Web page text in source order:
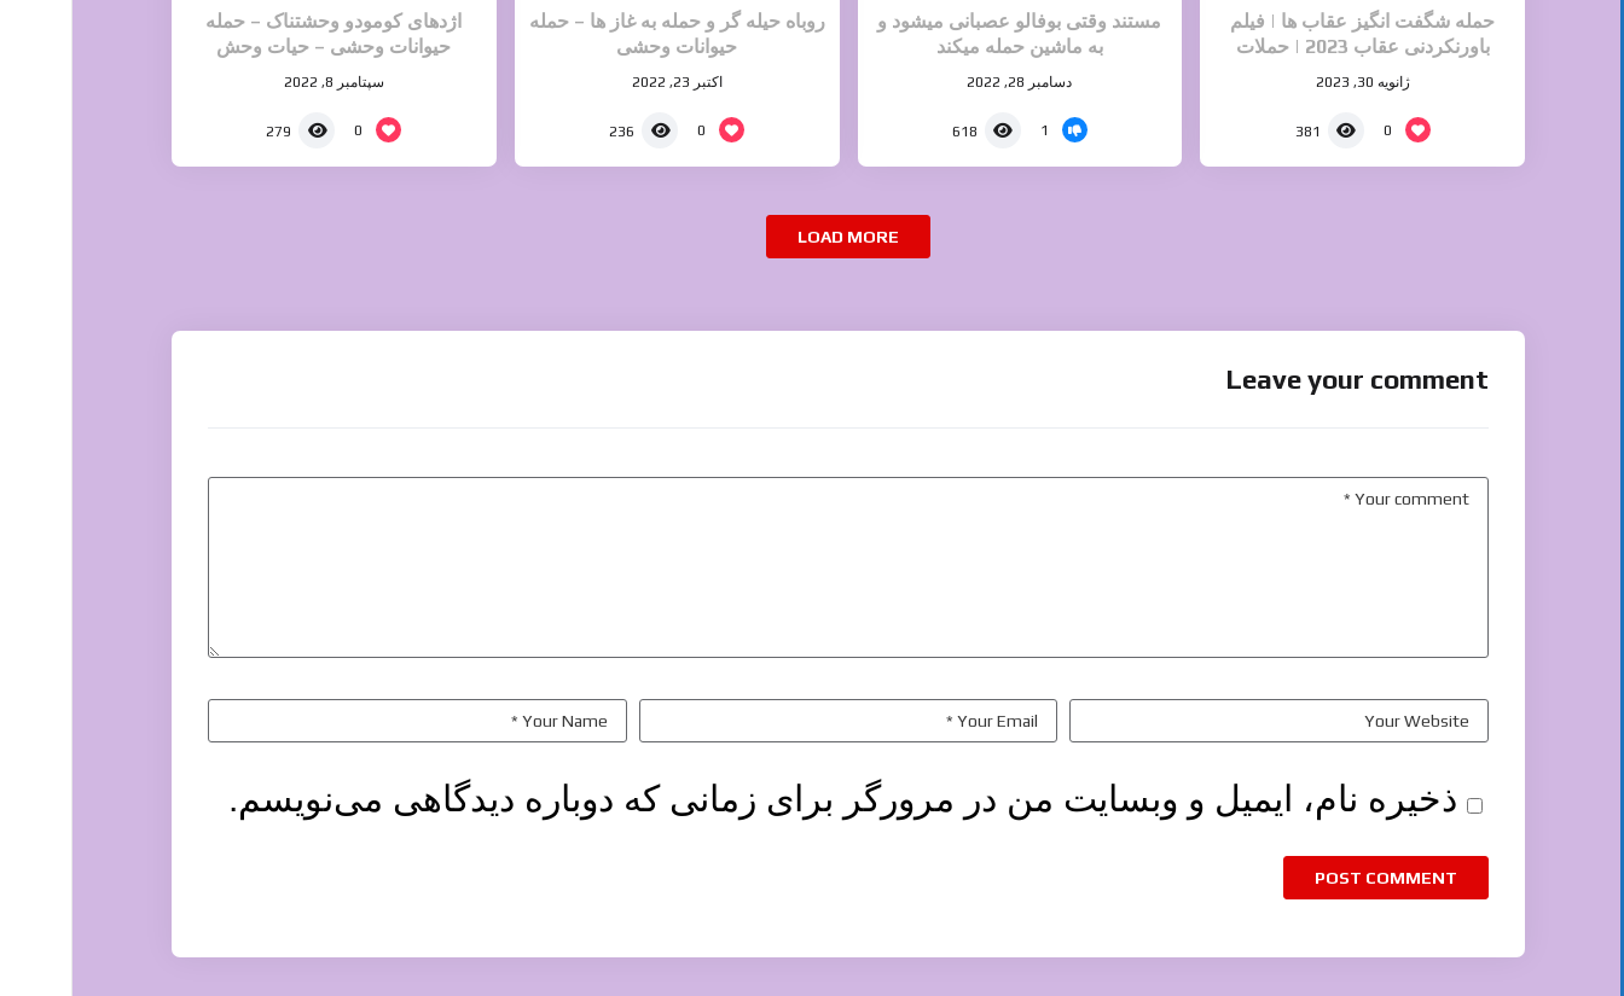
حمله شگفت انگیز عقاب ها | فیلم
باورنکردنی عقاب 2023 | حملات
حیوانات وحشی
ژانویه 30, 2023
0
381
مستند وقتی بوفالو عصبانی میشود و
به ماشین حمله میکند
دسامبر 28, 2022
1
618
روباه حیله گر و حمله به غاز ها – حمله
حیوانات وحشی
اکتبر 23, 2022
0
236
اژدهای کومودو وحشتناک – حمله
حیوانات وحشی – حیات وحش
سپتامبر 8, 2022
0
279
LOAD MORE
Leave your comment
ذخیره نام، ایمیل و وبسایت من در مرورگر برای زمانی که دوباره دیدگاهی می‌نویسم.